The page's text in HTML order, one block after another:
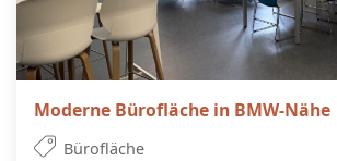
Moderne Bürofläche in BMW-Nähe
Bürofläche